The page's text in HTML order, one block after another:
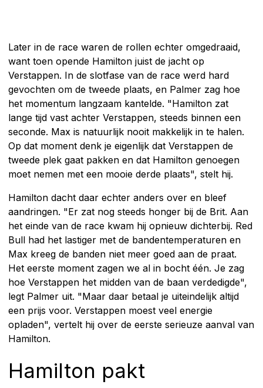
Later in de race waren de rollen echter omgedraaid,
want toen opende Hamilton juist de jacht op
Verstappen. In de slotfase van de race werd hard
gevochten om de tweede plaats, en Palmer zag hoe
het momentum langzaam kantelde. "Hamilton zat
lange tijd vast achter Verstappen, steeds binnen een
seconde. Max is natuurlijk nooit makkelijk in te halen.
Op dat moment denk je eigenlijk dat Verstappen de
tweede plek gaat pakken en dat Hamilton genoegen
moet nemen met een mooie derde plaats", stelt hij.
Hamilton dacht daar echter anders over en bleef
aandringen. "Er zat nog steeds honger bij de Brit. Aan
het einde van de race kwam hij opnieuw dichterbij. Red
Bull had het lastiger met de bandentemperaturen en
Max kreeg de banden niet meer goed aan de praat.
Het eerste moment zagen we al in bocht één. Je zag
hoe Verstappen het midden van de baan verdedigde",
legt Palmer uit. "Maar daar betaal je uiteindelijk altijd
een prijs voor. Verstappen moest veel energie
opladen", vertelt hij over de eerste serieuze aanval van
Hamilton.
Hamilton pakt